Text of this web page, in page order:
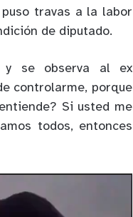
travas a la labor
de diputado.
se observa al ex
controlarme, porque
Si usted me
todos, entonces